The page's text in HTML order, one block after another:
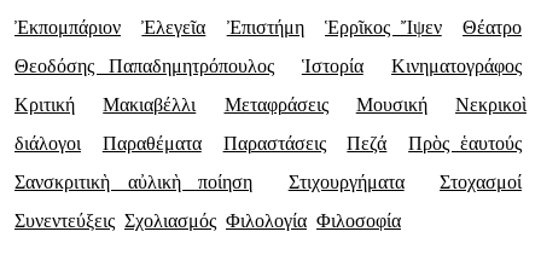
Ἐκπομπάριον
Ἐλεγεῖα Ἐπιστήμη Ἑρρῖκος Ἴψεν
Θέατρο
Θεοδόσης Παπαδημητρόπουλος
Ἱστορία
Κινηματογράφος
Κριτική
Μακιαβέλλι Μεταφράσεις Μουσική
Νεκρικοὶ
διάλογοι
Παραθέματα Παραστάσεις Πεζά
Πρὸς ἑαυτούς
Σανσκριτικὴ αὐλικὴ ποίηση
Στιχουργήματα
Στοχασμοί
Συνεντεύξεις Σχολιασμός Φιλολογία Φιλοσοφία